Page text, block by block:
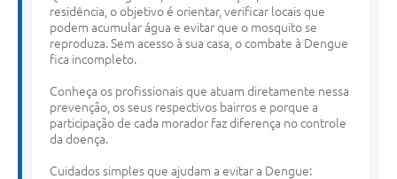
residência, o objetivo é orientar, verificar locais que
podem acumular água e evitar que o mosquito se
reproduza. Sem acesso à sua casa, o combate à Dengue
fica incompleto.
Conheça os profissionais que atuam diretamente nessa
prevenção, os seus respectivos bairros e porque a
participação de cada morador faz diferença no controle
da doença.
Cuidados simples que ajudam a evitar a Dengue: